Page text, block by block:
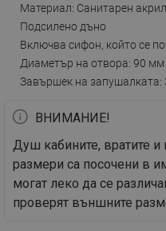
Материал: Санитарен акрил
Подсилено дъно
Включва сифон, който се
Диаметър на отвора: 90 мм
Завършек на запушалката:
ВНИМАНИЕ!
Душ кабините, вратите
размери са посочени в
могат леко да се
проверят външните